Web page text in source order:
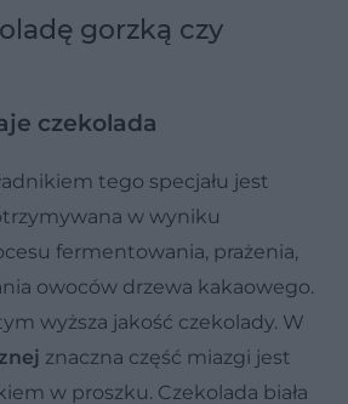
gorzką czy
czekolada
tego specjału jest
w wyniku
fermentowania, prażenia,
owoców drzewa kakaowego.
wyższa jakość czekolady. W
znaczna część miazgi jest
w proszku. Czekolada biała